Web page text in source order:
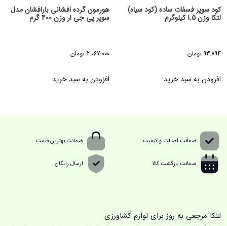
کود سوپر فسفات ساده (کود سیاه)
لتکا وزن 1.5 کیلوگرم
93.894 تومان
افزودن به سبد خرید
هورمون گرده افشانی بارافشان مدل
سوپر پی جی ار وزن 400 گرم
2.067.000 تومان
افزودن به سبد خرید
ضمانت اصالت و کیفیت ضمانت بهترین قیمت
ضمانت بازگشت کالا ارسال رایگان
لتکا مرجعی به روز برای لوازم کشاورزی